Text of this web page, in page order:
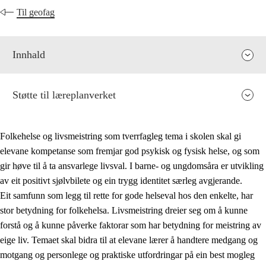
Til geofag
Innhald
2. Prinsipp for læring, utvikling og danning
Støtte til læreplanverket
Folkehelse og livsmeistring som tverrfagleg tema i skolen skal gi
elevane kompetanse som fremjar god psykisk og fysisk helse, og som
gir høve til å ta ansvarlege livsval. I barne- og ungdomsåra er utvikling
av eit positivt sjølvbilete og ein trygg identitet særleg avgjerande.
Eit samfunn som legg til rette for gode helseval hos den enkelte, har
stor betydning for folkehelsa. Livsmeistring dreier seg om å kunne
forstå og å kunne påverke faktorar som har betydning for meistring av
eige liv. Temaet skal bidra til at elevane lærer å handtere medgang og
motgang og personlege og praktiske utfordringar på ein best mogleg